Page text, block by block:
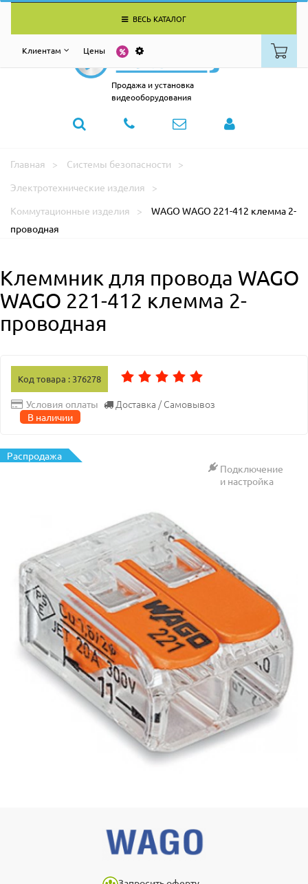
ВЕСЬ КАТАЛОГ
Клиентам Цены
Продажа и установка
видеооборудования
Главная
Системы безопасности
Электротехнические изделия
Коммутационные изделия
WAGO WAGO 221-412 клемма 2-
проводная
Клеммник для провода WAGO
WAGO 221-412 клемма 2-
проводная
Код товара : 376278
Условия оплаты Доставка / Самовывоз
В наличии
Распродажа
Подключение
и настройка